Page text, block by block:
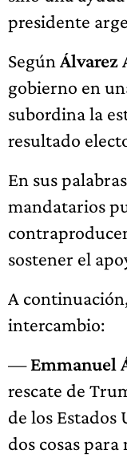
presidente
Según Álvarez
gobierno en
subordina la
resultado
En sus
mandatarios
sostener el
A
intercambio:
—Emmanuel
rescate de
de los Estados
dos cosas